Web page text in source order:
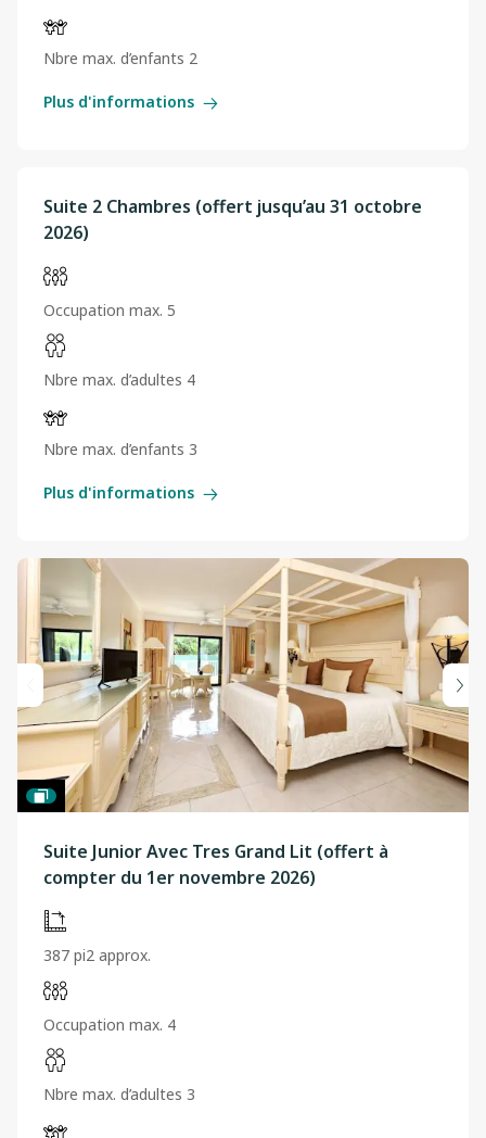
Nbre max. d’enfants 2
Plus d'informations
Suite 2 Chambres (offert jusqu’au 31 octobre
2026)
Occupation max. 5
Nbre max. d’adultes 4
Nbre max. d’enfants 3
Plus d'informations
Suite Junior Avec Tres Grand Lit (offert à
compter du 1er novembre 2026)
387 pi2 approx.
Occupation max. 4
Nbre max. d’adultes 3